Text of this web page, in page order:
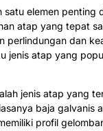
satu elemen penting
atap yang tepat
perlindungan dan
jenis atap yang
jenis atap yang
baja galvanis
profil